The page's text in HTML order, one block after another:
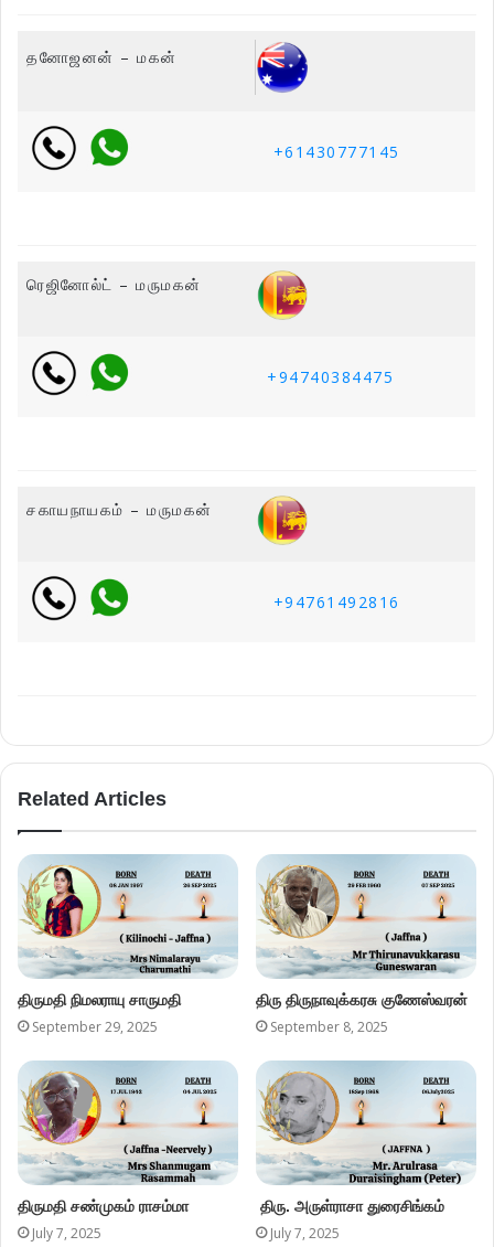
தனோஜனன் – மகன்
+61430777145
ரெஜினோல்ட் – மருமகன்
+94740384475
சகாயநாயகம் – மருமகன்
+94761492816
Related Articles
திருமதி நிமலராயு சாருமதி
September 29, 2025
திரு திருநாவுக்கரசு குணேஸ்வரன்
September 8, 2025
திருமதி சண்முகம் ராசம்மா
July 7, 2025
திரு. அருள்ராசா துரைசிங்கம்
July 7, 2025